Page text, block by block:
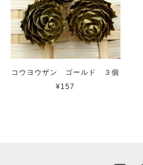
コウヨウザン ゴールド ３個
¥157